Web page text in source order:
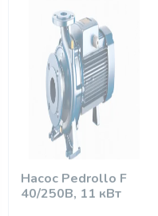
Насос Pedrollo F
40/250B, 11 кВт